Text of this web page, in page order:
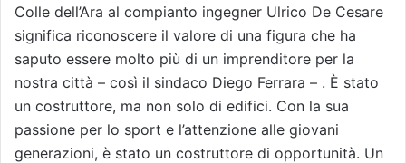
Colle dell’Ara al compianto ingegner Ulrico De Cesare
significa riconoscere il valore di una figura che ha
saputo essere molto più di un imprenditore per la
nostra città – così il sindaco Diego Ferrara – . È stato
un costruttore, ma non solo di edifici. Con la sua
passione per lo sport e l’attenzione alle giovani
generazioni, è stato un costruttore di opportunità. Un